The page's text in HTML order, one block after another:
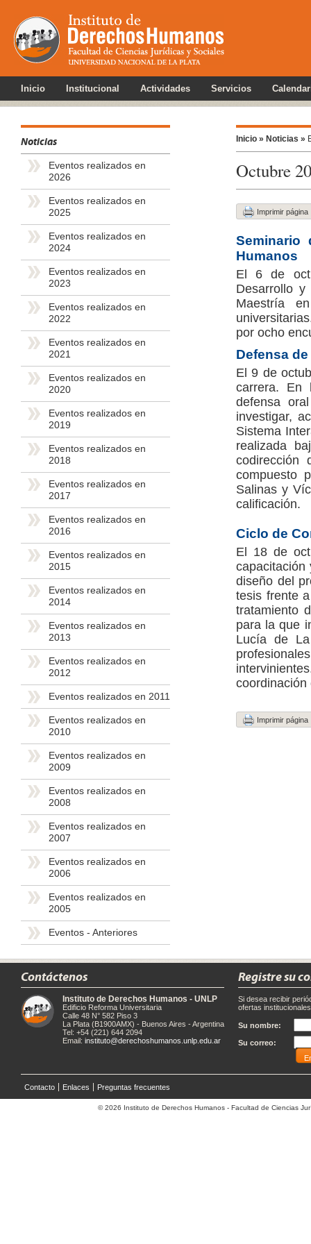
Inicio Institucional Actividades Servicios
Noticias
Eventos realizados en
2026
Eventos realizados en
2025
Eventos realizados en
2024
Eventos realizados en
2023
Eventos realizados en
2022
Eventos realizados en
2021
Eventos realizados en
2020
Eventos realizados en
2019
Eventos realizados en
2018
Eventos realizados en
2017
Eventos realizados en
2016
Eventos realizados en
2015
Eventos realizados en
2014
Eventos realizados en
2013
Eventos realizados en
2012
Eventos realizados en 2011
Eventos realizados en
2010
Eventos realizados en
2009
Eventos realizados en
2008
Eventos realizados en
2007
Eventos realizados en
2006
Eventos realizados en
2005
Eventos - Anteriores
Inicio » Noticias »
Octubre
Imprimir página
Seminario
Humanos
El 6 de
Desarrollo
Maestría
por ocho
Defensa
El 9 de
carrera. En
defensa
investigar,
Sistema
realizada
codirección
compuesto
Salinas y
calificación.
Ciclo de
El 18 de
diseño del
tesis frente
tratamiento
para la que
Lucía de
Imprimir página
Contáctenos
Instituto de Derechos Humanos - UNLP
Edificio Reforma Universitaria
Calle 48 N° 582 Piso 3
La Plata (B1900AMX) - Buenos Aires - Argentina
Tel: +54 (221) 644 2094
Email: instituto@derechoshumanos.unlp.edu.ar
Registre su
Si desea recibir
ofertas
Su nombre:
Su correo:
Contacto Enlaces Preguntas frecuentes
© 2026 Instituto de Derechos Humanos - Facultad de Ciencias